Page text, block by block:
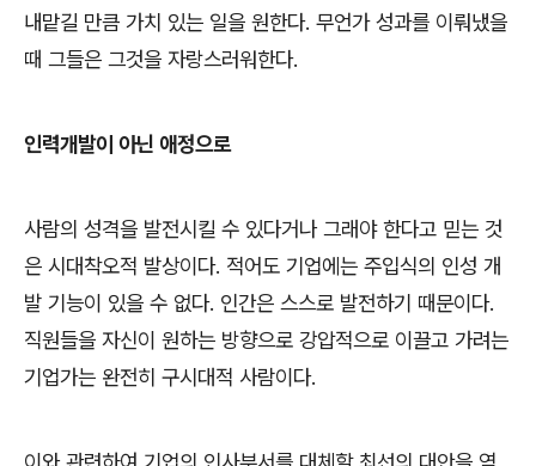
내맡길 만큼 가치 있는 일을 원한다. 무언가 성과를 이뤄냈을
때 그들은 그것을 자랑스러워한다.
인력개발이 아닌 애정으로
사람의 성격을 발전시킬 수 있다거나 그래야 한다고 믿는 것
은 시대착오적 발상이다. 적어도 기업에는 주입식의 인성 개
발 기능이 있을 수 없다. 인간은 스스로 발전하기 때문이다.
직원들을 자신이 원하는 방향으로 강압적으로 이끌고 가려는
기업가는 완전히 구시대적 사람이다.